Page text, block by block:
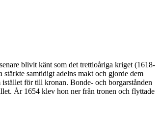
blivit känt som det trettioåriga kriget (1618-
samtidigt adelns makt och gjorde dem
för till kronan. Bonde- och borgarstånden
År 1654 klev hon ner från tronen och flyttade